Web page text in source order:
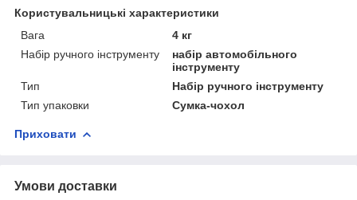
Користувальницькі характеристики
Вага
4 кг
Набір ручного інструменту
набір автомобільного
інструменту
Тип
Набір ручного інструменту
Тип упаковки
Сумка-чохол
Приховати
Умови доставки